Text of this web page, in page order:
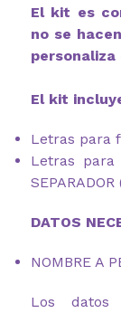
El kit es
no se
personaliza
El kit
Letras para
Letras para
DATOS
NOMBRE A
Los datos